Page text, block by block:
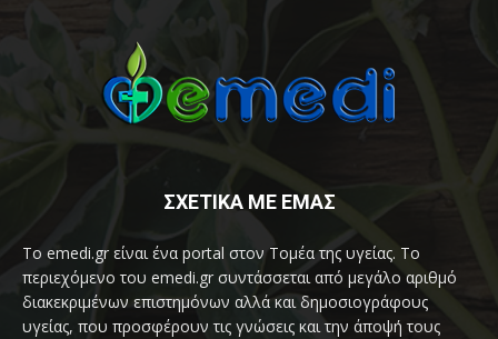
ΣΧΕΤΙΚΑ ΜΕ ΕΜΑΣ
Το emedi.gr είναι ένα portal στον Τομέα της υγείας. Το
περιεχόμενο του emedi.gr συντάσσεται από μεγάλο αριθμό
διακεκριμένων επιστημόνων αλλά και δημοσιογράφους
υγείας, που προσφέρουν τις γνώσεις και την άποψή τους